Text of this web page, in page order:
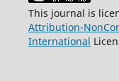
This journal is
Attribution-
International